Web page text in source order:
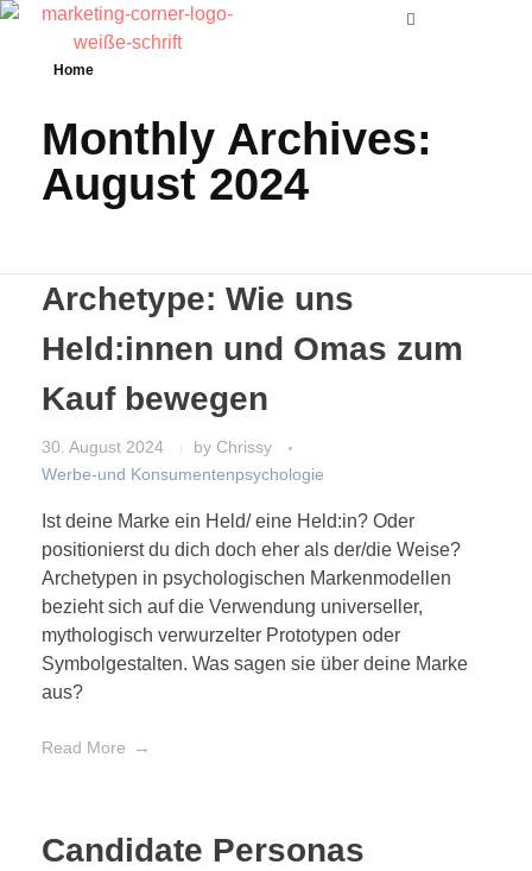
Home
Monthly Archives:
August 2024
Archetype: Wie uns
Held:innen und Omas zum
Kauf bewegen
30. August 2024 by Chrissy
Werbe-und Konsumentenpsychologie
Ist deine Marke ein Held/ eine Held:in? Oder
positionierst du dich doch eher als der/die Weise?
Archetypen in psychologischen Markenmodellen
bezieht sich auf die Verwendung universeller,
mythologisch verwurzelter Prototypen oder
Symbolgestalten. Was sagen sie über deine Marke
aus?
Read More
Candidate Personas